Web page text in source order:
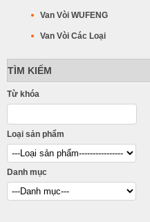
Van Vòi WUFENG
Van Vòi Các Loại
TÌM KIẾM
Từ khóa
Loại sản phẩm
Danh mục